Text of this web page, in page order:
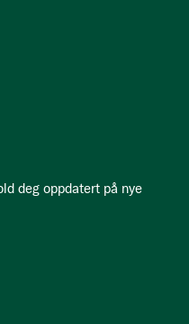
deg oppdatert på nye